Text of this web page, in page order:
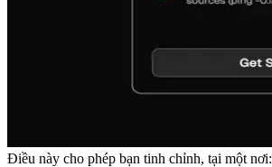
Điều này cho phép bạn tinh chỉnh, tại một nơi: